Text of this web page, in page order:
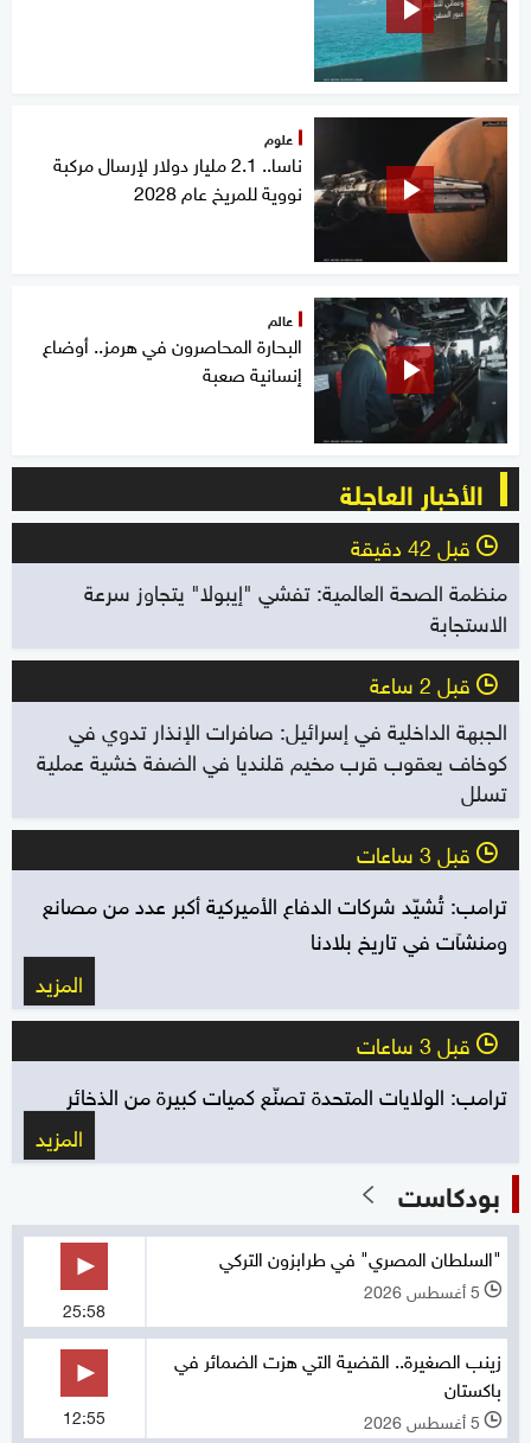
علوم
ناسا.. 2.1 مليار دولار لإرسال مركبة
نووية للمريخ عام 2028
عالم
البحارة المحاصرون في هرمز.. أوضاع
إنسانية صعبة
الأخبار العاجلة
l قبل 42 دقيقة
منظمة الصحة العالمية: تفشي "إيبولا" يتجاوز سرعة
الاستجابة
l قبل 2 ساعة
الجبهة الداخلية في إسرائيل: صافرات الإنذار تدوي في
كوخاف يعقوب قرب مخيم قلنديا في الضفة خشية عملية
تسلل
l قبل 3 ساعات
ترامب: تُشيّد شركات الدفاع الأميركية أكبر عدد من مصانع
ومنشآت في تاريخ بلادنا
المزيد
l قبل 3 ساعات
ترامب: الولايات المتحدة تصنّع كميات كبيرة من الذخائر
المزيد
بودكاست
"السلطان المصري" في طرابزون التركي
l 5 أغسطس 2026
25:58
زينب الصغيرة.. القضية التي هزت الضمائر في
باكستان
l 5 أغسطس 2026 12:55